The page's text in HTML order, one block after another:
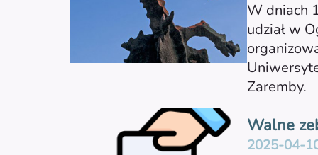
W dniach
udział w
Zaremby.
Walne
2025-04-